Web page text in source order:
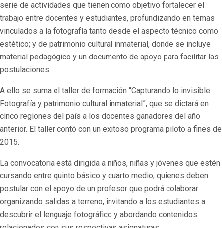
serie de actividades que tienen como objetivo fortalecer el
trabajo entre docentes y estudiantes, profundizando en temas
vinculados a la fotografía tanto desde el aspecto técnico como
estético; y de patrimonio cultural inmaterial, donde se incluye
material pedagógico y un documento de apoyo para facilitar las
postulaciones.
A ello se suma el taller de formación “Capturando lo invisible:
Fotografía y patrimonio cultural inmaterial”, que se dictará en
cinco regiones del país a los docentes ganadores del año
anterior. El taller contó con un exitoso programa piloto a fines de
2015.
La convocatoria está dirigida a niños, niñas y jóvenes que estén
cursando entre quinto básico y cuarto medio, quienes deben
postular con el apoyo de un profesor que podrá colaborar
organizando salidas a terreno, invitando a los estudiantes a
descubrir el lenguaje fotográfico y abordando contenidos